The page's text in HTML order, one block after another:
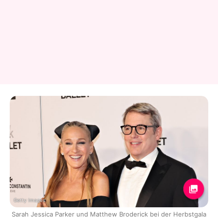
Getty Images
Sarah Jessica Parker und Matthew Broderick bei der Herbstgala